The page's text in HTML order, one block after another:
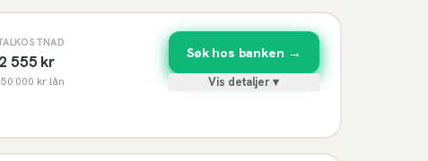
555 kr
000 kr lån
Søk hos banken →
Vis detaljer ▾